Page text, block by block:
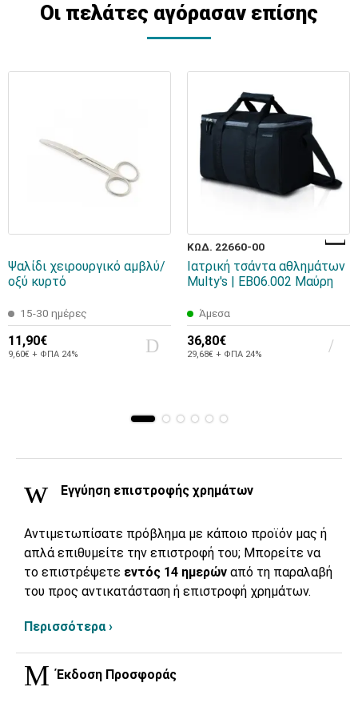
Οι πελάτες αγόρασαν επίσης
Ψαλίδι χειρουργικό αμβλύ/
οξύ κυρτό
15-30 ημέρες
11,90€
9,60€ + ΦΠΑ 24%
ΚΩΔ. 22660-00
Ιατρική τσάντα αθλημάτων
Multy's | ΕΒ06.002 Μαύρη
Άμεσα
36,80€
29,68€ + ΦΠΑ 24%
Εγγύηση επιστροφής χρημάτων
Αντιμετωπίσατε πρόβλημα με κάποιο προϊόν μας ή
απλά επιθυμείτε την επιστροφή του; Μπορείτε να
το επιστρέψετε εντός 14 ημερών από τη παραλαβή
του προς αντικατάσταση ή επιστροφή χρημάτων.
Περισσότερα ›
Έκδοση Προσφοράς